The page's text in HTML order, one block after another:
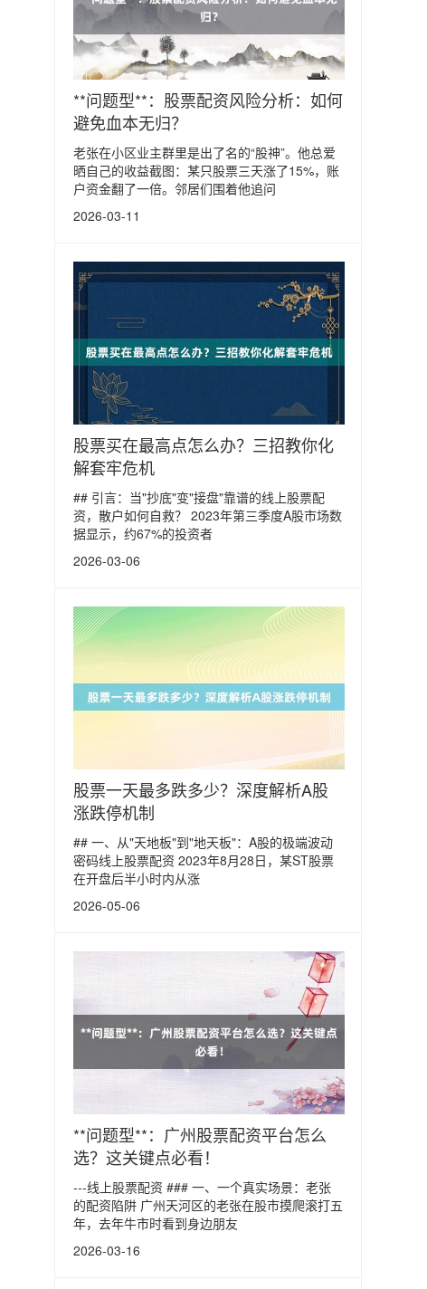
**问题型**：股票配资风险分析：如何
避免血本无归？
老张在小区业主群里是出了名的“股神”。他总爱
晒自己的收益截图：某只股票三天涨了15%，账
户资金翻了一倍。邻居们围着他追问
2026-03-11
股票买在最高点怎么办？三招教你化
解套牢危机
## 引言：当"抄底"变"接盘"靠谱的线上股票配
资，散户如何自救？ 2023年第三季度A股市场数
据显示，约67%的投资者
2026-03-06
股票一天最多跌多少？深度解析A股
涨跌停机制
## 一、从"天地板"到"地天板"：A股的极端波动
密码线上股票配资 2023年8月28日，某ST股票
在开盘后半小时内从涨
2026-05-06
**问题型**：广州股票配资平台怎么
选？这关键点必看！
---线上股票配资 ### 一、一个真实场景：老张
的配资陷阱 广州天河区的老张在股市摸爬滚打五
年，去年牛市时看到身边朋友
2026-03-16